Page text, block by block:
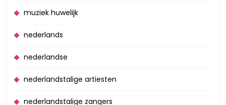
muziek huwelijk
nederlands
nederlandse
nederlandstalige artiesten
nederlandstalige zangers